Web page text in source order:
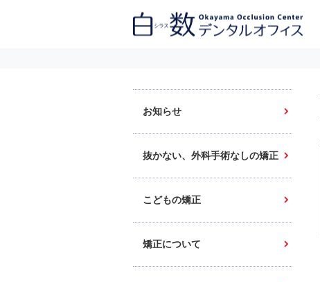
お知らせ
抜かない、外科手術なしの矯正
こどもの矯正
矯正について